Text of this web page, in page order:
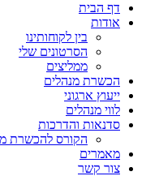
דף הבית
אודות
בין לקוחותינו
הסרטונים שלי
ממליצים
הכשרת מנהלים
ייעוץ ארגוני
לווי מנהלים
סדנאות והדרכות
הקורס להכשרת
מאמרים
צור קשר